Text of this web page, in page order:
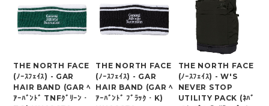
THE NORTH FACE
(ﾉｰｽﾌｪｲｽ) - GAR
HAIR BAND (GAR ﾍ
ｱｰﾊﾞﾝﾄﾞ TNFｸﾞﾘｰﾝ・
THE NORTH FACE
(ﾉｰｽﾌｪｲｽ) - GAR
HAIR BAND (GAR ﾍ
ｱｰﾊﾞﾝﾄﾞ ﾌﾞﾗｯｸ・K)
THE NORTH FACE
(ﾉｰｽﾌｪｲｽ) - W'S
NEVER STOP
UTILITY PACK (ﾈﾊﾞ